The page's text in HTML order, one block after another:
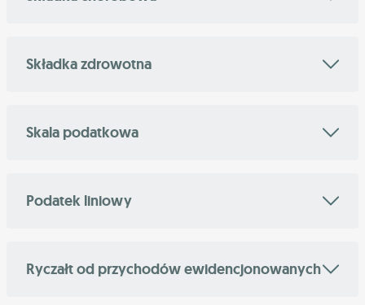
Składka zdrowotna
Skala podatkowa
Podatek liniowy
Ryczałt od przychodów ewidencjonowanych